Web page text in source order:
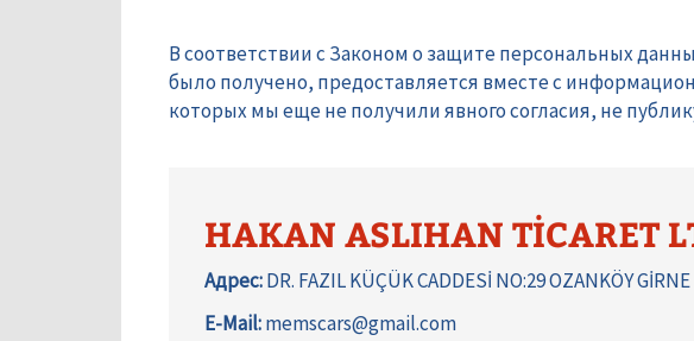
В соответствии с Законом о защите персональных
было получено, предоставляется вместе с
которых мы еще не получили явного согласия, не
HAKAN ASLIHAN TİCARET
Адрес:DR. FAZIL KÜÇÜK CADDESİ NO:29 OZANKÖY GİRNE
E-Mail:memscars@gmail.com